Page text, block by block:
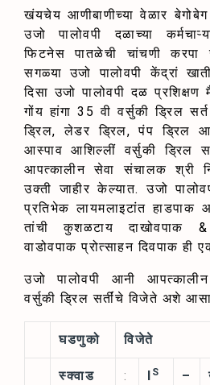
खंयचेय आणीबाणीच्या वेळार बेगोबेग
उजो पालोवपी दळाच्या
फिटनेस पातळेची चांचणी करपा
सगळ्या उजो पालोवपी केंद्रां
दिसा उजो पालोवपी दळ
गोंय हांगा 35 वी वर्सुकी ड्रिल
ड्रिल, लेडर ड्रिल, पंप ड्रिल
आस्पाव आशिल्लीं वर्सुकी ड्रिल
आपत्कालीन सेवा संचालक श्री
उक्ती जाहीर केल्यात. उजो
प्रतिभेक लायमलाइटांत हाडपाक
तांची कुशळटाय दाखोवपाक
वाडोवपाक प्रोत्साहन दिवपाक ही
उजो पालोवपी आनी
वर्सुकी ड्रिल सर्तींचे विजेते अशे
घडणुको विजेते
स्क्वाड
:
I S
–